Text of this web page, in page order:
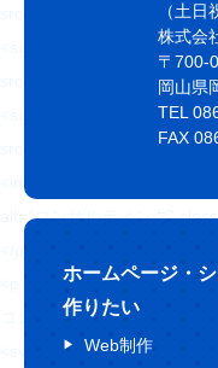
（土日
株式会
〒700-
岡山県
TEL
FAX
ホームページ・
作りたい
Web制作
srcset="https://
<source media="(max-
srcset="https://
<source type="image/webp"
srcset="https://
<img src="https://
alt="コンサルティング"
<p class="topNav-txt1
コンサルティング